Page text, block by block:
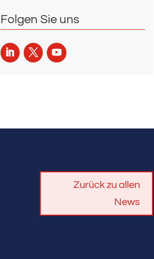
Folgen Sie uns
Zurück zu allen
News